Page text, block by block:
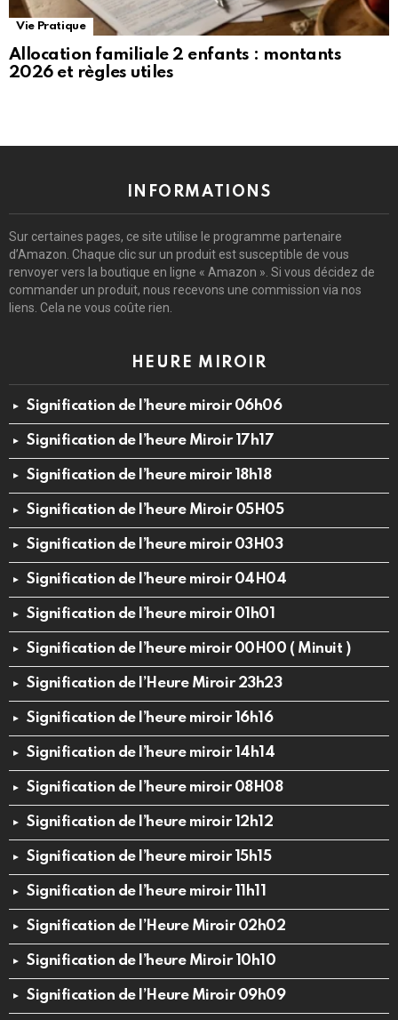
Vie Pratique
Allocation familiale 2 enfants : montants
2026 et règles utiles
INFORMATIONS
Sur certaines pages, ce site utilise le programme partenaire
d’Amazon. Chaque clic sur un produit est susceptible de vous
renvoyer vers la boutique en ligne « Amazon ». Si vous décidez de
commander un produit, nous recevons une commission via nos
liens. Cela ne vous coûte rien.
HEURE MIROIR
Signification de l’heure miroir 06h06
Signification de l’heure Miroir 17h17
Signification de l’heure miroir 18h18
Signification de l’heure Miroir 05H05
Signification de l’heure miroir 03H03
Signification de l’heure miroir 04H04
Signification de l’heure miroir 01h01
Signification de l’heure miroir 00H00 ( Minuit )
Signification de l’Heure Miroir 23h23
Signification de l’heure miroir 16h16
Signification de l’heure miroir 14h14
Signification de l’heure miroir 08H08
Signification de l’heure miroir 12h12
Signification de l’heure miroir 15h15
Signification de l’heure miroir 11h11
Signification de l’Heure Miroir 02h02
Signification de l’heure Miroir 10h10
Signification de l’Heure Miroir 09h09